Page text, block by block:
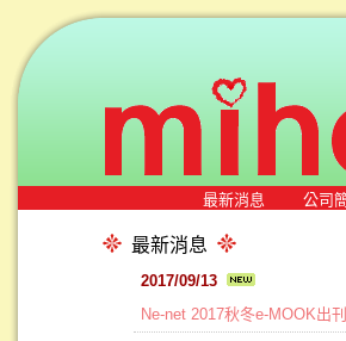
最新消息 公司
最新消息
2017/09/13
Ne-net 2017秋冬e-MOOK出